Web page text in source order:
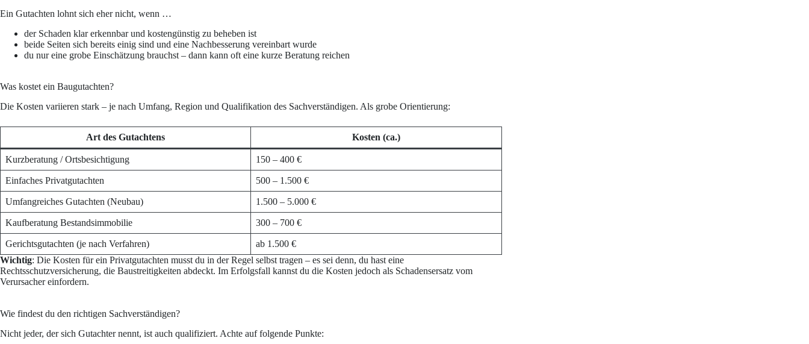
Ein Gutachten lohnt sich eher nicht, wenn …
der Schaden klar erkennbar und kostengünstig zu beheben ist
beide Seiten sich bereits einig sind und eine Nachbesserung vereinbart wurde
du nur eine grobe Einschätzung brauchst – dann kann oft eine kurze Beratung reichen
Was kostet ein Baugutachten?
Die Kosten variieren stark – je nach Umfang, Region und Qualifikation des Sachverständigen. Als grobe Orientierung:
Art des Gutachtens Kosten (ca.)
Kurzberatung / Ortsbesichtigung 150 – 400 €
Einfaches Privatgutachten 500 – 1.500 €
Umfangreiches Gutachten (Neubau) 1.500 – 5.000 €
Kaufberatung Bestandsimmobilie 300 – 700 €
Gerichtsgutachten (je nach Verfahren)
ab 1.500 €
Wichtig: Die Kosten für ein Privatgutachten musst du in der Regel selbst tragen – es sei denn, du hast eine
Rechtsschutzversicherung, die Baustreitigkeiten abdeckt. Im Erfolgsfall kannst du die Kosten jedoch als Schadensersatz vom
Verursacher einfordern.
Wie findest du den richtigen Sachverständigen?
Nicht jeder, der sich Gutachter nennt, ist auch qualifiziert. Achte auf folgende Punkte: